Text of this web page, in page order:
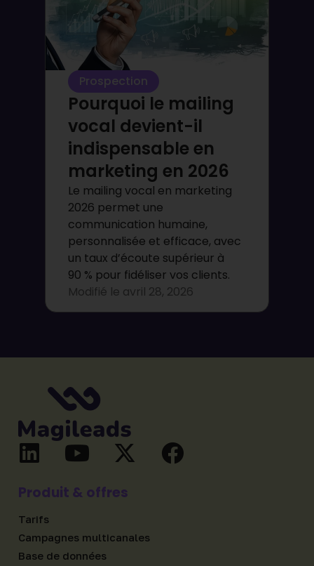
Prospection
Pourquoi le mailing
vocal devient-il
indispensable en
marketing en 2026
Le mailing vocal en marketing
2026 permet une
communication humaine,
personnalisée et efficace, avec
un taux d’écoute supérieur à
90 % pour fidéliser vos clients.
Modifié le avril 28, 2026
Produit & offres
Tarifs
Campagnes multicanales
Base de données